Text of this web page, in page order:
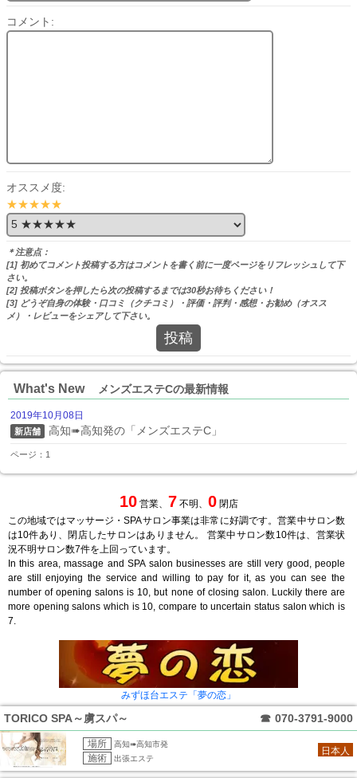
コメント:
オススメ度:
★★★★★
＊注意点：
[1] 初めてコメント投稿する方はコメントを書く前に一度ページをリフレッシュして下
さい。
[2] 投稿ボタンを押したら次の投稿するまでは30秒お待ちください！
[3] どうぞ自身の体験・口コミ（クチコミ）・評価・評判・感想・お勧め（オスス
メ）・レビューをシェアして下さい。
投稿
What's New メンズエステCの最新情報
2019年10月08日
新店舗 高知➠高知発の「メンズエステC」
ページ：1
10営業、 7 不明、 0閉店
この地域ではマッサージ・SPAサロン事業は非常に好調です。営業中サロン数
は10件あり、閉店したサロンはありません。 営業中サロン数10件は、営業状
況不明サロン数7件を上回っています。
In this area, massage and SPA salon businesses are still very good, people
are still enjoying the service and willing to pay for it, as you can see the
number of opening salons is 10, but none of closing salon. Luckily there are
more opening salons which is 10, compare to uncertain status salon which is
7.
みずほ台エステ「夢の恋」
TORICO SPA～虜スパ～ ☎ 070-3791-9000
場所 高知➠高知市発
施術 出張エステ
日本人